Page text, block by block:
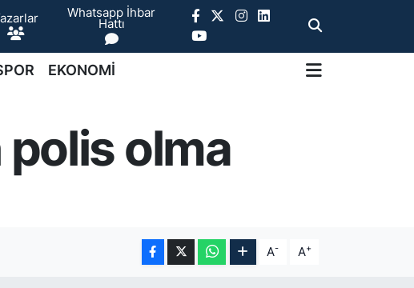
Whatsapp İhbar
Hattı
EKONOMİ
olma
A- A+